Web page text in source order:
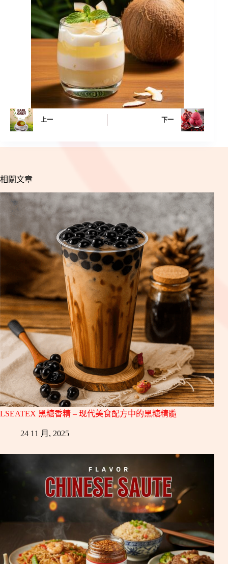
上一 下一
相關文章
LSEATEX 黑糖香精 – 现代美食配方中的黑糖精髓
24 11 月, 2025